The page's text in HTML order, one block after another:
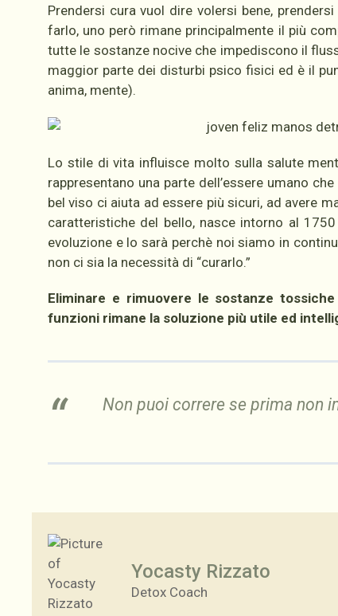
Prendersi cura vuol dire volersi bene,
farlo, uno però rimane principalmente il più
tutte le sostanze nocive che impediscono il
maggior parte dei disturbi psico fisici ed è il
anima, mente).
Lo stile di vita influisce molto sulla salute
rappresentano una parte dell’essere umano
bel viso ci aiuta ad essere più sicuri, ad avere
caratteristiche del bello, nasce intorno al
evoluzione e lo sarà perchè noi siamo in
non ci sia la necessità di “curarlo.”
Eliminare e rimuovere le sostanze
funzioni rimane la soluzione più utile ed
Non puoi correre se prima non
Yocasty Rizzato
Detox Coach